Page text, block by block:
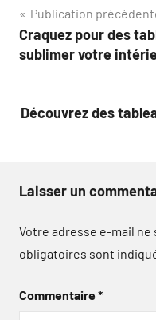
Navigation
de
Publication
Craquez pour des
sublimer votre
Découvrez des
Laisser un
Votre adresse e-mail ne
obligatoires sont
Commentaire*